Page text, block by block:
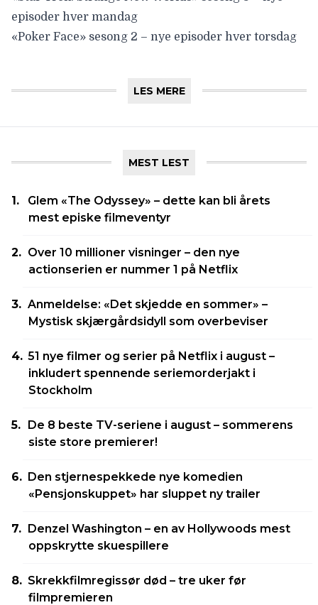
episoder hver mandag
«Poker Face» sesong 2 – nye episoder hver torsdag
LES MERE
MEST LEST
Glem «The Odyssey» – dette kan bli årets
mest episke filmeventyr
Over 10 millioner visninger – den nye
actionserien er nummer 1 på Netflix
Anmeldelse: «Det skjedde en sommer» –
Mystisk skjærgårdsidyll som overbeviser
51 nye filmer og serier på Netflix i august –
inkludert spennende seriemorderjakt i
Stockholm
De 8 beste TV-seriene i august – sommerens
siste store premierer!
Den stjernespekkede nye komedien
«Pensjonskuppet» har sluppet ny trailer
Denzel Washington – en av Hollywoods mest
oppskrytte skuespillere
Skrekkfilmregissør død – tre uker før
filmpremieren